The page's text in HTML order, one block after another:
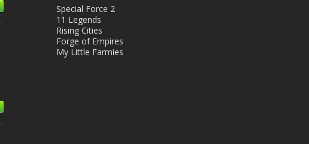
Special Force 2
11 Legends
Rising Cities
Forge of Empires
My Little Farmies